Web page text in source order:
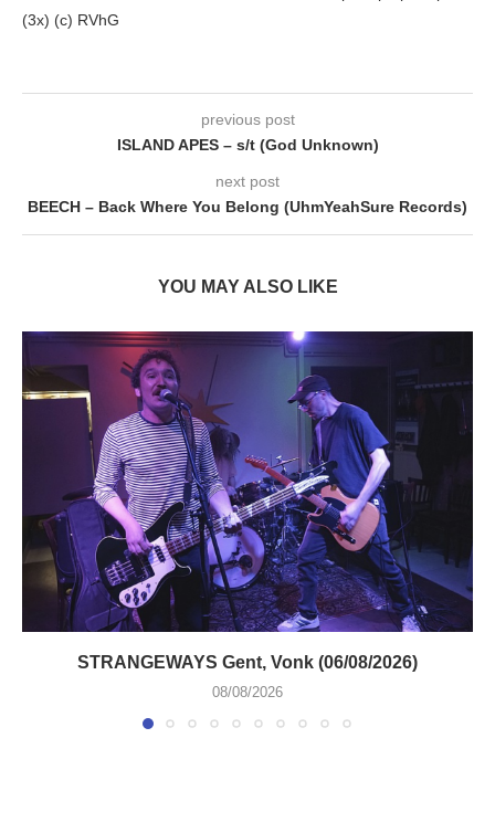
(3x) (c) RVhG
previous post
ISLAND APES – s/t (God Unknown)
next post
BEECH – Back Where You Belong (UhmYeahSure Records)
YOU MAY ALSO LIKE
STRANGEWAYS Gent, Vonk (06/08/2026)
08/08/2026